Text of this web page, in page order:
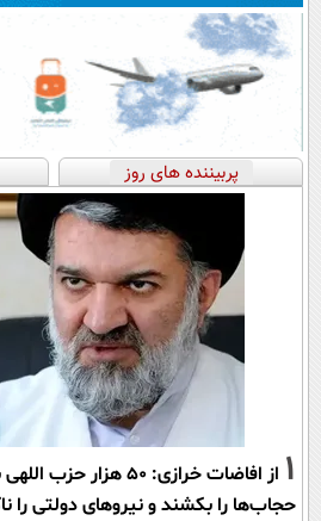
پربیننده های روز
1
از افاضات خرازی: ۵۰
حجاب‌ها را بکشند و نیرو‌های دولتی را